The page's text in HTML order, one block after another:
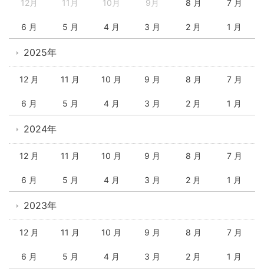
12月 11月 10月 9月 8 月 7 月
6 月 5 月 4 月 3 月 2 月 1 月
2025年
12 月 11 月 10 月 9 月 8 月 7 月
6 月 5 月 4 月 3 月 2 月 1 月
2024年
12 月 11 月 10 月 9 月 8 月 7 月
6 月 5 月 4 月 3 月 2 月 1 月
2023年
12 月 11 月 10 月 9 月 8 月 7 月
6 月 5 月 4 月 3 月 2 月 1 月